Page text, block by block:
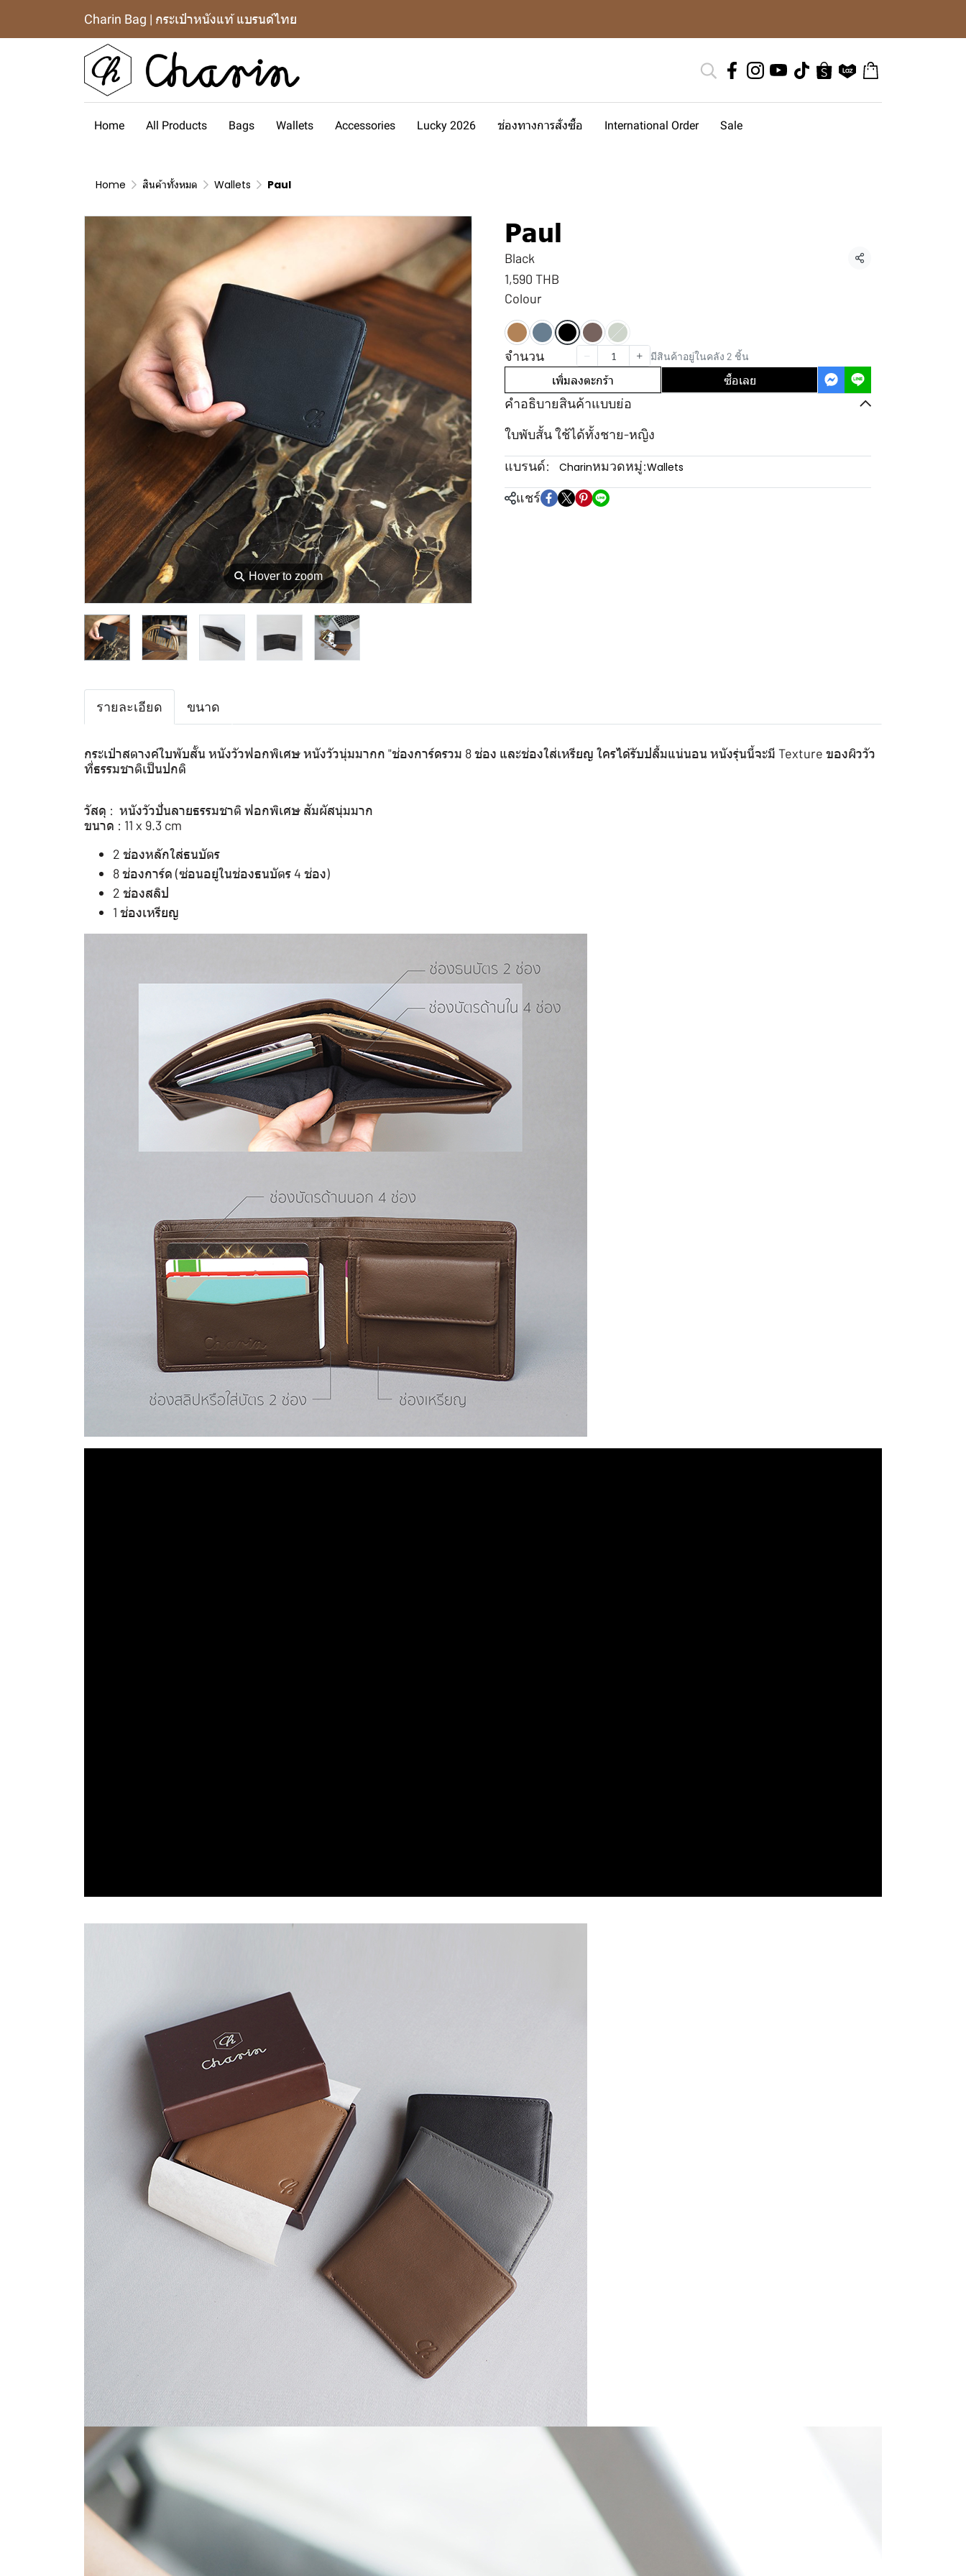
Charin Bag | กระเป๋าหนังแท้ แบรนด์ไทย
Home All Products Bags Wallets Accessories Lucky 2026 ช่องทางการสั่งซื้อ International Order Sale
Home สินค้าทั้งหมด Wallets Paul
⚲Hover to zoom
Paul
Black แชร์
1,590 THB
Colour
จำนวน มีสินค้าอยู่ในคลัง 2 ชิ้น
เพิ่มลงตะกร้า ซื้อเลย
คำอธิบายสินค้าแบบย่อ
ใบพับสั้น ใช้ได้ทั้งชาย-หญิง
แบรนด์:
Charinหมวดหมู่:Wallets
แชร์
รายละเอียด ขนาด
กระเป๋าสตางค์ใบพับสั้น หนังวัวฟอกพิเศษ หนังวัวนุ่มมากก "ช่องการ์ดรวม 8 ช่อง และช่องใส่เหรียญ ใครได้รับปลื้มแน่นอน หนังรุ่นนี้จะมี Texture ของผิววัว
ที่ธรรมชาติเป็นปกติ
วัสดุ : หนังวัวปั่นลายธรรมชาติ ฟอกพิเศษ สัมผัสนุ่มมาก
ขนาด : 11 x 9.3 cm
2 ช่องหลักใส่ธนบัตร
8 ช่องการ์ด (ซ่อนอยู่ในช่องธนบัตร 4 ช่อง)
2 ช่องสลิป
1 ช่องเหรียญ